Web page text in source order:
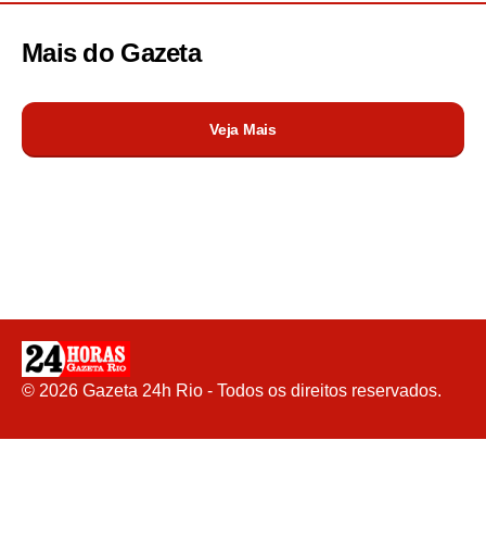
Mais do Gazeta
Veja Mais
© 2026 Gazeta 24h Rio - Todos os direitos reservados.